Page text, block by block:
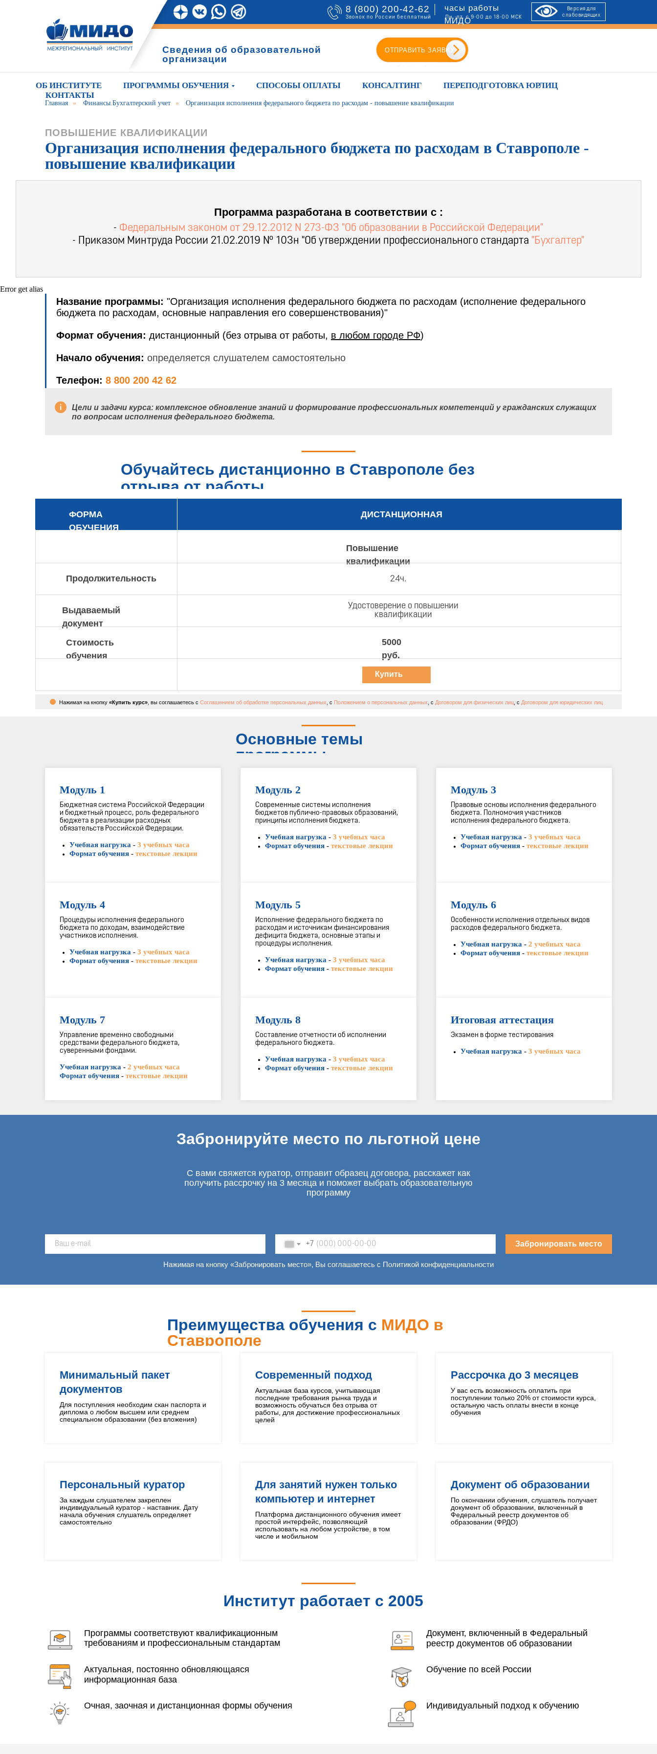
8 (800) 200-42-62
Звонок по России бесплатный
ОТПРАВИТЬ ЗАЯВКУ
часы работы
МИДО
Пн.-пт. с 9-00 до 18-00 МСК
Версия для
слабовидящих
Сведения об образовательной
организации
ОБ ИНСТИТУТЕ ПРОГРАММЫ ОБУЧЕНИЯ СПОСОБЫ ОПЛАТЫ КОНСАЛТИНГ
ПЕРЕПОДГОТОВКА ЮРЛИЦ
КОНТАКТЫ
Главная » Финансы.Бухгалтерский учет » Организация исполнения федерального бюджета по расходам - повышение квалификации
ПОВЫШЕНИЕ КВАЛИФИКАЦИИ
Организация исполнения федерального бюджета по расходам в Ставрополе -
повышение квалификации
Программа разработана в соответствии с :
- Федеральным законом от 29.12.2012 N 273-ФЗ "Об образовании в Российской Федерации"
- Приказом Минтруда России 21.02.2019 № 103н "Об утверждении профессионального стандарта "Бухгалтер"
Error get alias
Название программы: "Организация исполнения федерального бюджета по расходам (исполнение федерального
бюджета по расходам, основные направления его совершенствования)"
Формат обучения: дистанционный (без отрыва от работы, в любом городе РФ)
Начало обучения: определяется слушателем самостоятельно
Телефон: 8 800 200 42 62
Цели и задачи курса: комплексное обновление знаний и формирование профессиональных компетенций у гражданских служащих
по вопросам исполнения федерального бюджета.
Обучайтесь дистанционно в Ставрополе без
отрыва от работы
ФОРМА
ОБУЧЕНИЯ
ДИСТАНЦИОННАЯ
Повышение
квалификации
Продолжительность
Выдаваемый
документ
Стоимость
обучения
Удостоверение о повышении
квалификации
24ч.
5000
руб.
Купить
курс
Нажимая на кнопку «Купить курс» , вы соглашаетесь с Соглашением об обработке персональных данных , с Положением о персональных данных , с Договором для физических лиц , с Договором для юридических лиц
Основные темы
программы
Модуль 1
Бюджетная система Российской Федерации
и бюджетный процесс, роль федерального
бюджета в реализации расходных
обязательств Российской Федерации.
Учебная нагрузка - 3 учебных часа
Формат обучения - текстовые лекции
Модуль 2
Современные системы исполнения
бюджетов публично-правовых образований,
принципы исполнения бюджета.
Учебная нагрузка - 3 учебных часа
Формат обучения- текстовые лекции
Модуль 3
Правовые основы исполнения федерального
бюджета. Полномочия участников
исполнения федерального бюджета.
Учебная нагрузка - 3 учебных часа
Формат обучения - текстовые лекции
Модуль 4
Процедуры исполнения федерального
бюджета по доходам, взаимодействие
участников исполнения.
Учебная нагрузка - 3 учебных часа
Формат обучения - текстовые лекции
Модуль 5
Исполнение федерального бюджета по
расходам и источникам финансирования
дефицита бюджета, основные этапы и
процедуры исполнения.
Учебная нагрузка -3 учебных часа
Формат обучения- текстовые лекции
Модуль 6
Особенности исполнения отдельных видов
расходов федерального бюджета.
Учебная нагрузка - 2 учебных часа
Формат обучения- текстовые лекции
Модуль 7
Управление временно свободными
средствами федерального бюджета,
суверенными фондами.
Учебная нагрузка - 2 учебных часа
Формат обучения - текстовые лекции
Модуль 8
Составление отчетности об исполнении
федерального бюджета.
Учебная нагрузка - 3 учебных часа
Формат обучения- текстовые лекции
Итоговая аттестация
Экзамен в форме тестирования
Учебная нагрузка - 3 учебных часа
Забронируйте место по льготной цене
С вами свяжется куратор, отправит образец договора, расскажет как
получить рассрочку на 3 месяца и поможет выбрать образовательную
программу
+7 Забронировать место
Нажимая на кнопку «Забронировать место», Вы соглашаетесь с Политикой конфиденциальности
Преимущества обучения с МИДО в
Ставрополе
Минимальный пакет
документов
Для поступления необходим скан паспорта и
диплома о любом высшем или среднем
специальном образовании (без вложения)
Современный подход
Актуальная база курсов, учитывающая
последние требования рынка труда и
возможность обучаться без отрыва от
работы, для достижение профессиональных
целей
Рассрочка до 3 месяцев
У вас есть возможность оплатить при
поступлении только 20% от стоимости курса,
остальную часть оплаты внести в конце
обучения
Персональный куратор
За каждым слушателем закреплен
индивидуальный куратор - наставник. Дату
начала обучения слушатель определяет
самостоятельно
Для занятий нужен только
компьютер и интернет
Платформа дистанционного обучения имеет
простой интерфейс, позволяющий
использовать на любом устройстве, в том
числе и мобильном
Документ об образовании
По окончании обучения, слушатель получает
документ об образовании, включенный в
Федеральный реестр документов об
образовании (ФРДО)
Институт работает с 2005
Программы соответствуют квалификационным
требованиям и профессиональным стандартам
Документ, включенный в Федеральный
реестр документов об образовании
Актуальная, постоянно обновляющаяся
информационная база
Обучение по всей России
Очная, заочная и дистанционная формы обучения Индивидуальный подход к обучению